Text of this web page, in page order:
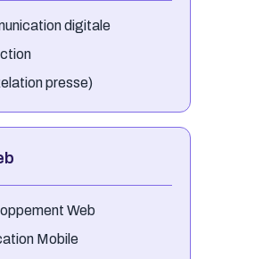
digitale
presse)
Web
Mobile